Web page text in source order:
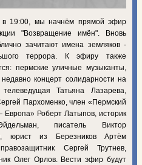
в 19:00, мы начнём прямой эфир
"Возвращение имён". Вновь
зачитают имена земляков -
террора. К эфиру также
пермские уличные музыканты,
концерт солидарности на
Татьяна Лазарева,
Пархоменко, член «Пермский
Роберт Латыпов, историк
писатель Виктор
юрист из Березников Артём
Сергей Трутнев,
Олег Орлов. Вести эфир будут